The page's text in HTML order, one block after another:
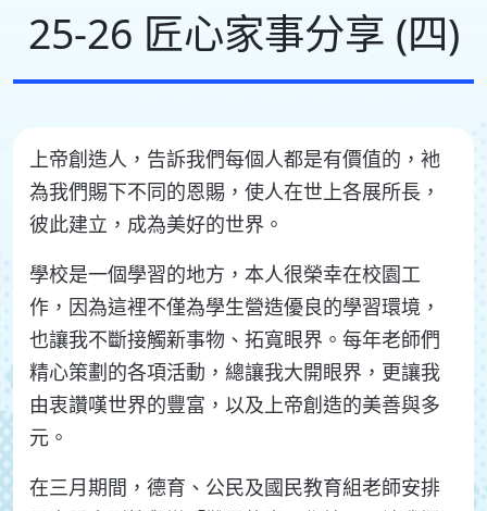
25-26 匠心家事分享 (四)
上帝創造人，告訴我們每個人都是有價值的，衪
為我們賜下不同的恩賜，使人在世上各展所長，
彼此建立，成為美好的世界。
學校是一個學習的地方，本人很榮幸在校園工
作，因為這裡不僅為學生營造優良的學習環境，
也讓我不斷接觸新事物、拓寬眼界。每年老師們
精心策劃的各項活動，總讓我大開眼界，更讓我
由衷讚嘆世界的豐富，以及上帝創造的美善與多
元。
在三月期間，德育、公民及國民教育組老師安排